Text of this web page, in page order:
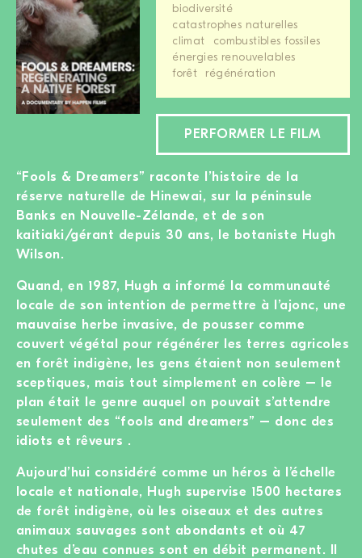
biodiversité
catastrophes naturelles
climat
combustibles fossiles
énergies renouvelables
forêt
régénération
PERFORMER LE FILM
“Fools & Dreamers” raconte l’histoire de la
réserve naturelle de Hinewai, sur la péninsule
Banks en Nouvelle-Zélande, et de son
kaitiaki/gérant depuis 30 ans, le botaniste Hugh
Wilson.
Quand, en 1987, Hugh a informé la communauté
locale de son intention de permettre à l’ajonc, une
mauvaise herbe invasive, de pousser comme
couvert végétal pour régénérer les terres agricoles
en forêt indigène, les gens étaient non seulement
sceptiques, mais tout simplement en colère – le
plan était le genre auquel on pouvait s’attendre
seulement des “fools and dreamers” – donc des
idiots et rêveurs .
Aujourd’hui considéré comme un héros à l’échelle
locale et nationale, Hugh supervise 1500 hectares
de forêt indigène, où les oiseaux et des autres
animaux sauvages sont abondants et où 47
chutes d’eau connues sont en débit permanent. Il